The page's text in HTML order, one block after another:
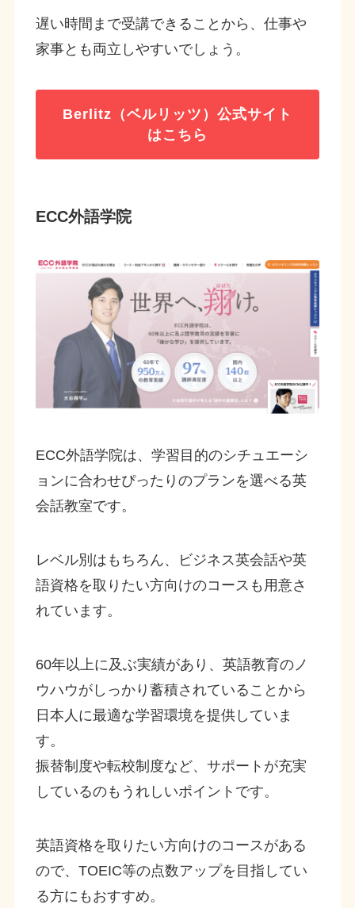
遅い時間まで受講できることから、仕事や
家事とも両立しやすいでしょう。
Berlitz（ベルリッツ）公式サイト
はこちら
ECC外語学院
ECC外語学院は、学習目的のシチュエーシ
ョンに合わせぴったりのプランを選べる英
会話教室です。
レベル別はもちろん、ビジネス英会話や英
語資格を取りたい方向けのコースも用意さ
れています。
60年以上に及ぶ実績があり、英語教育のノ
ウハウがしっかり蓄積されていることから
日本人に最適な学習環境を提供していま
す。
振替制度や転校制度など、サポートが充実
しているのもうれしいポイントです。
英語資格を取りたい方向けのコースがある
ので、TOEIC等の点数アップを目指してい
る方にもおすすめ。